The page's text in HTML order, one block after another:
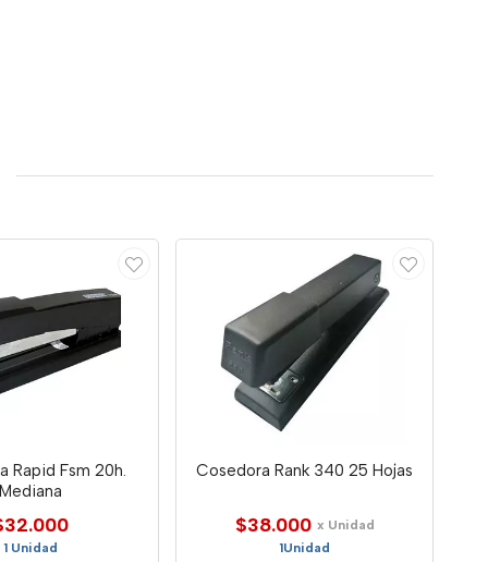
Rapid Fsm 20h.
Mediana
1 Unidad
Cosedora Rank 340 25 Hojas
$38.000 x Unidad
1Unidad